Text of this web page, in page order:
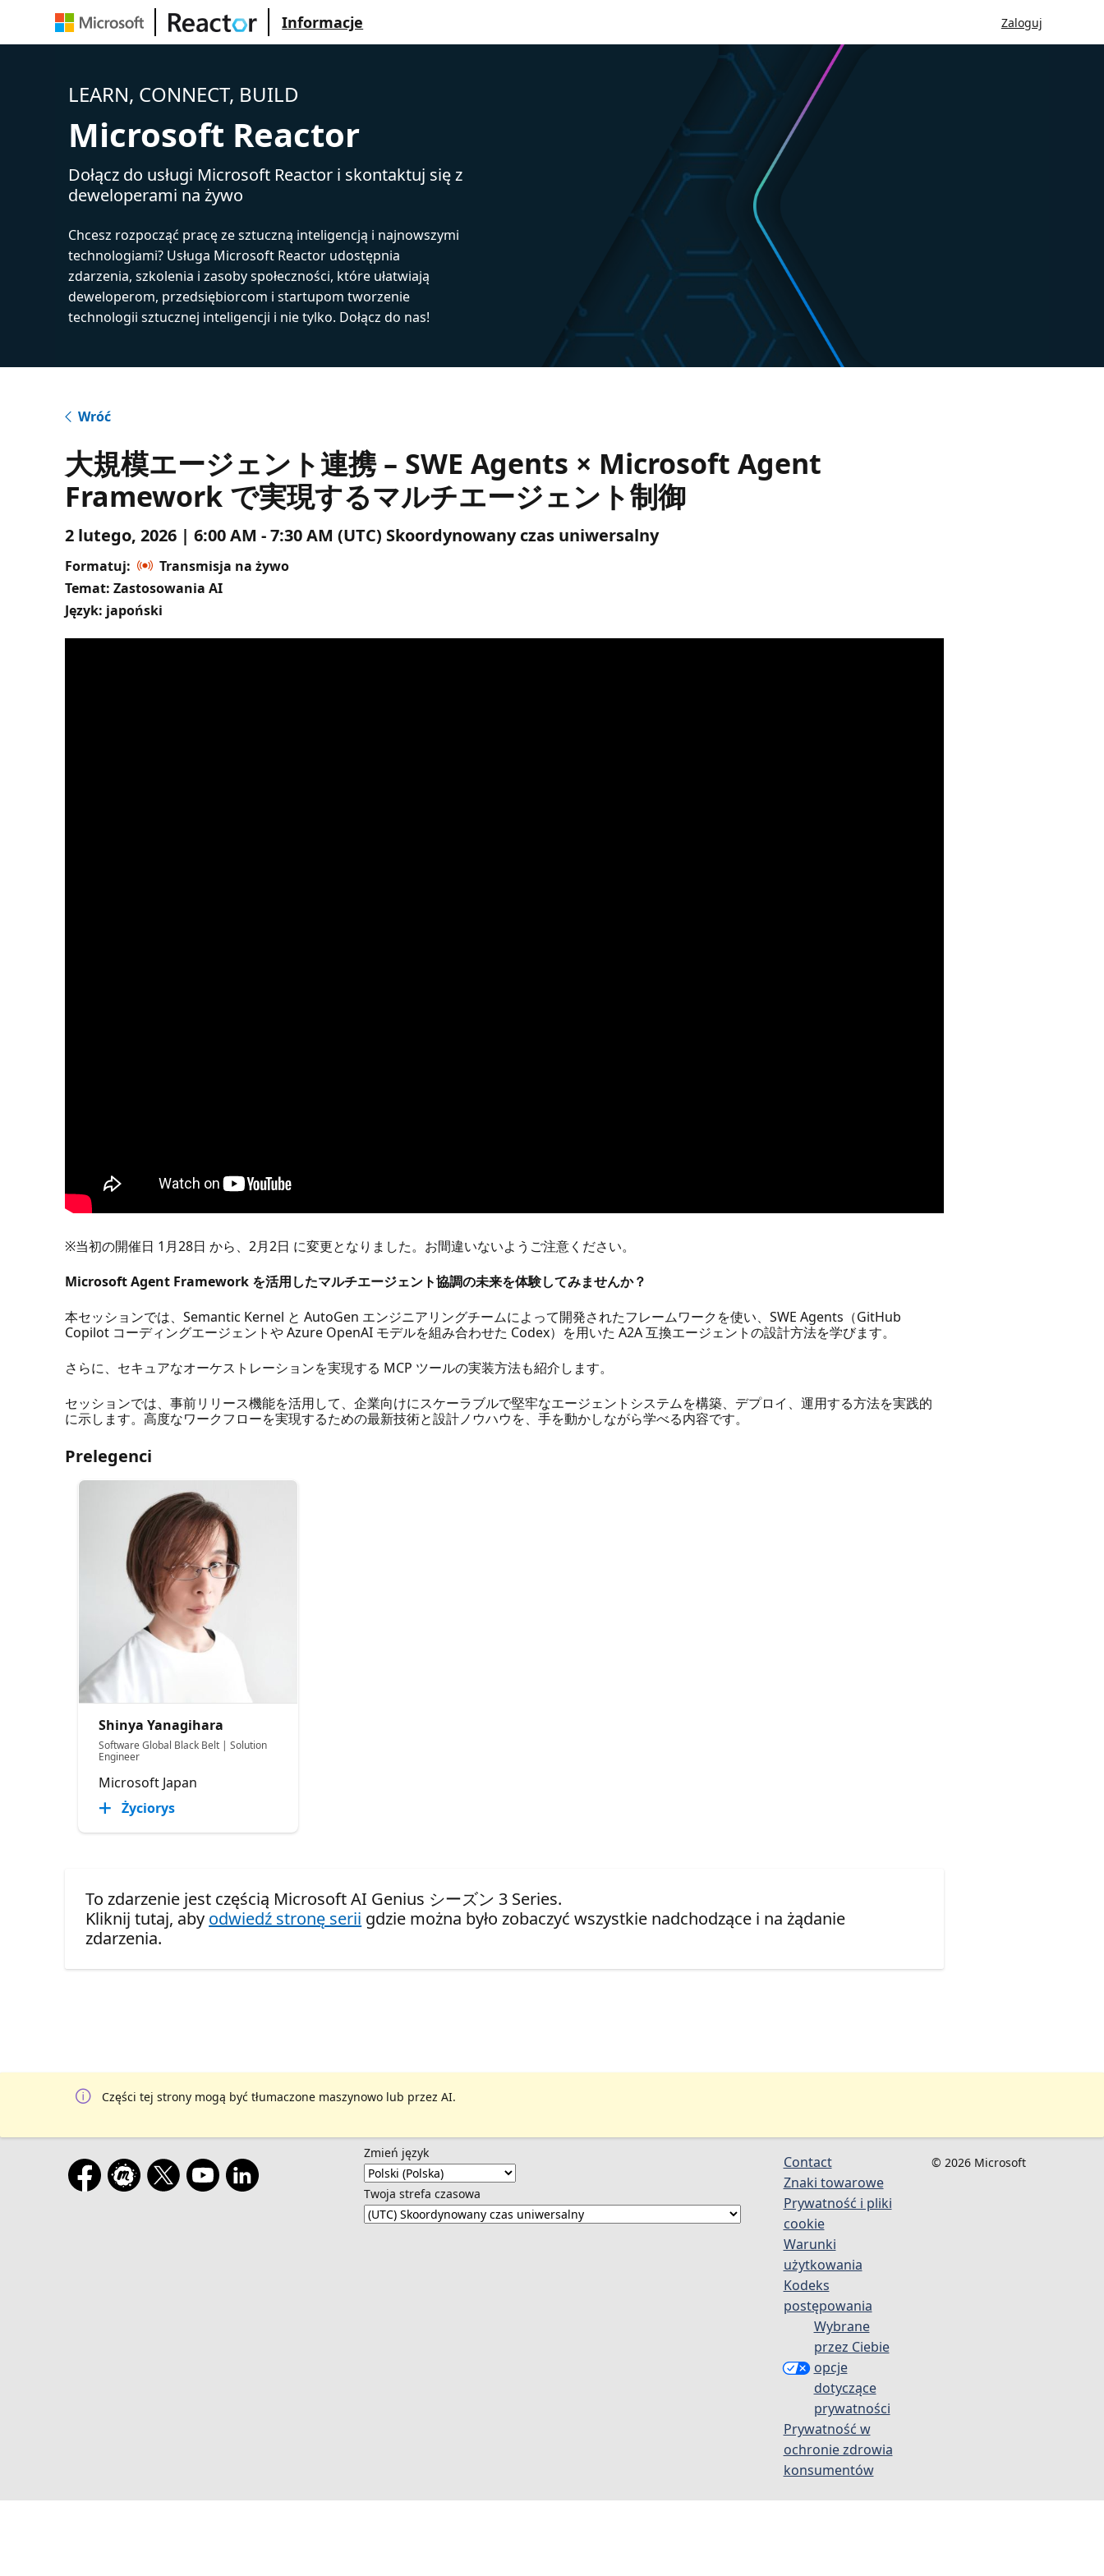
Informacje Zaloguj
LEARN, CONNECT, BUILD
Microsoft Reactor
Dołącz do usługi Microsoft Reactor i skontaktuj się z
deweloperami na żywo
Chcesz rozpocząć pracę ze sztuczną inteligencją i najnowszymi
technologiami? Usługa Microsoft Reactor udostępnia
zdarzenia, szkolenia i zasoby społeczności, które ułatwiają
deweloperom, przedsiębiorcom i startupom tworzenie
technologii sztucznej inteligencji i nie tylko. Dołącz do nas!
Wróć
大規模エージェント連携 – SWE Agents × Microsoft Agent
Framework で実現するマルチエージェント制御
2 lutego, 2026 | 6:00 AM - 7:30 AM (UTC) Skoordynowany czas uniwersalny
Formatuj:
Transmisja na żywo
Temat: Zastosowania AI
Język: japoński
※当初の開催日 1月28日 から、2月2日 に変更となりました。お間違いないようご注意ください。 ​
Microsoft Agent Framework を活用したマルチエージェント協調の未来を体験してみませんか？
本セッションでは、Semantic Kernel と AutoGen エンジニアリングチームによって開発されたフレームワークを使い、SWE Agents（GitHub
Copilot コーディングエージェントや Azure OpenAI モデルを組み合わせた Codex）を用いた A2A 互換エージェントの設計方法を学びます。
さらに、セキュアなオーケストレーションを実現する MCP ツールの実装方法も紹介します。
セッションでは、事前リリース機能を活用して、企業向けにスケーラブルで堅牢なエージェントシステムを構築、デプロイ、運用する方法を実践的
に示します。高度なワークフローを実現するための最新技術と設計ノウハウを、手を動かしながら学べる内容です。
Prelegenci
Shinya Yanagihara
Software Global Black Belt | Solution
Engineer
Microsoft Japan
Życiorys
To zdarzenie jest częścią Microsoft AI Genius シーズン 3 Series.
Kliknij tutaj, aby odwiedź stronę serii gdzie można było zobaczyć wszystkie nadchodzące i na żądanie
zdarzenia.
Części tej strony mogą być tłumaczone maszynowo lub przez AI.
Zmień język
Twoja strefa czasowa
Contact
Znaki towarowe
Prywatność i pliki
cookie
Warunki
użytkowania
Kodeks
postępowania
Wybrane
przez Ciebie
opcje
dotyczące
prywatności
Prywatność w
ochronie zdrowia
konsumentów
© 2026 Microsoft